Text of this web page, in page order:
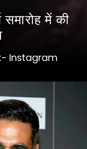
Instagram
में की